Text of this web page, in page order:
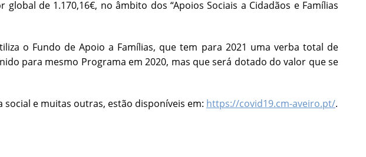
de 1.170,16€, no âmbito dos “Apoios Sociais a Cidadãos e Famílias
o Fundo de Apoio a Famílias, que tem para 2021 uma verba total de
para mesmo Programa em 2020, mas que será dotado do valor que se
social e muitas outras, estão disponíveis em: https://covid19.cm-aveiro.pt/.